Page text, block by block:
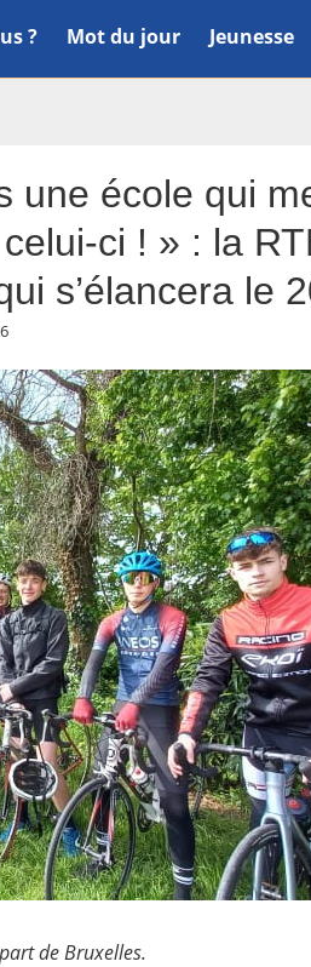
? Mot du jour Jeunesse
une école qui
ci ! » : la
s’élancera le
de Bruxelles.